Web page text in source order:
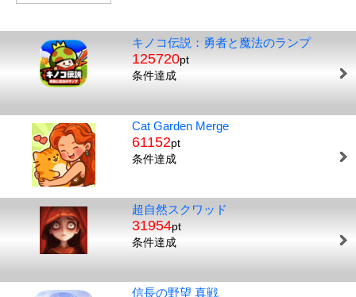
キノコ伝説：勇者と魔法のランプ
125720pt
条件達成
Cat Garden Merge
61152pt
条件達成
超自然スクワッド
31954pt
条件達成
信長の野望 真戦